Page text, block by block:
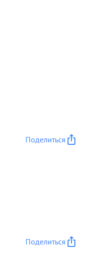
Поделиться
Поделиться